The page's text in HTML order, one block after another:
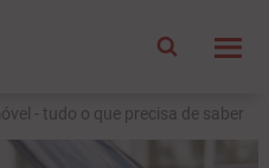
- tudo o que precisa de saber